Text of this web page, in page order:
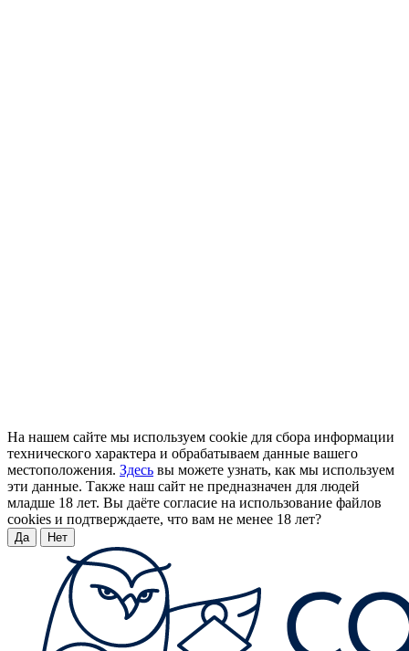
На нашем сайте мы используем cookie для сбора информации
технического характера и обрабатываем данные вашего
местоположения. Здесь вы можете узнать, как мы используем
эти данные. Также наш сайт не предназначен для людей
младше 18 лет. Вы даёте согласие на использование файлов
cookies и подтверждаете, что вам не менее 18 лет?
Да Нет